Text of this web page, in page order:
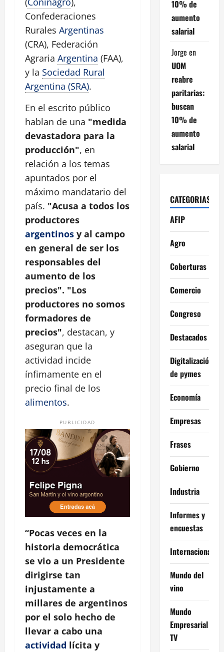
Confederaciones
Rurales Argentinas
(CRA), Federación
Agraria Argentina (FAA),
y la Sociedad Rural
Argentina (SRA).
En el escrito público
hablan de una "medida
devastadora para la
producción", en
relación a los temas
apuntados por el
máximo mandatario del
país. "Acusa a todos los
productores
argentinos y al campo
en general de ser los
responsables del
aumento de los
precios". "Los
productores no somos
formadores de
precios", destacan, y
aseguran que la
actividad incide
ínfimamente en el
precio final de los
alimentos.
PUBLICIDAD
“Pocas veces en la
historia democrática
se vio a un Presidente
dirigirse tan
injustamente a
millares de argentinos
por el solo hecho de
llevar a cabo una
actividad lícita y
10% de
aumento
salarial
Jorge en
UOM
reabre
paritarias:
buscan
10% de
aumento
salarial
CATEGORIAS
AFIP
Agro
Coberturas
Comercio
Congreso
Destacados
Digitalización
de pymes
Economía
Empresas
Frases
Gobierno
Industria
Informes y
encuestas
Internacional
Mundo del
vino
Mundo
Empresarial
TV